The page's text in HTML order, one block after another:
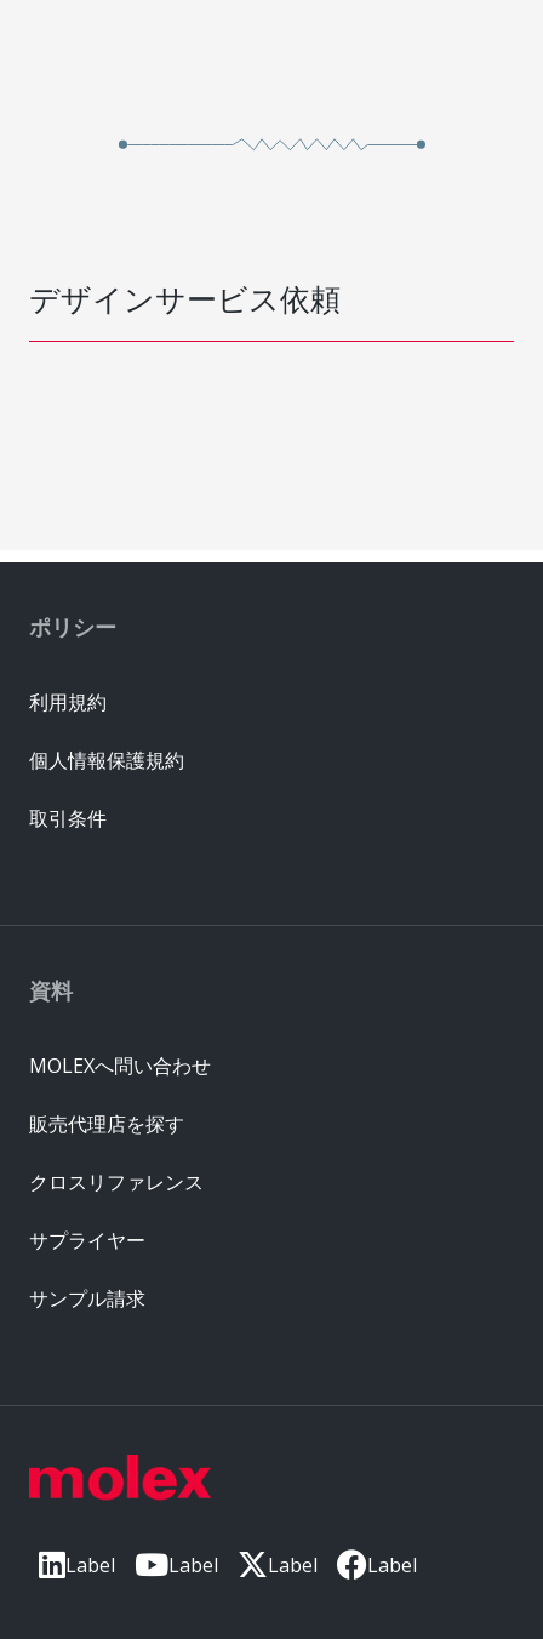
デザインサービス依頼
Label Label Label Label
資料
MOLEXへ問い合わせ
販売代理店を探す
クロスリファレンス
サプライヤー
サンプル請求
ポリシー
利用規約
個人情報保護規約
取引条件